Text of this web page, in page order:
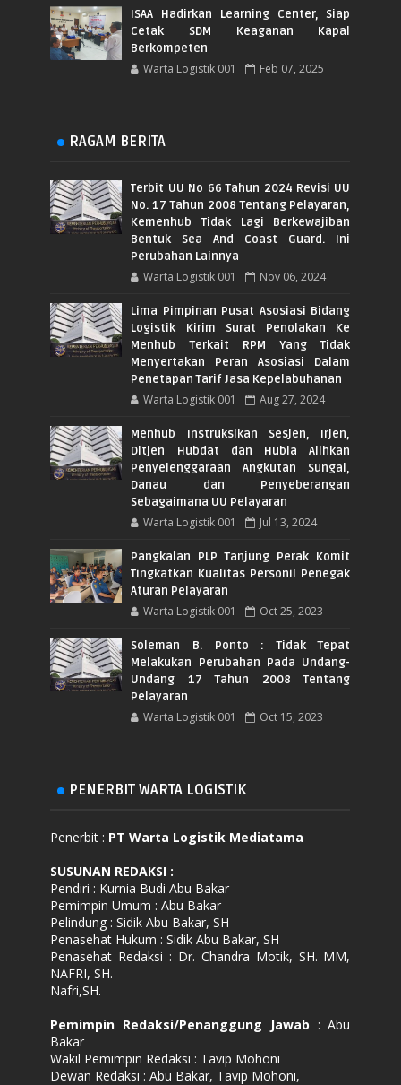
ISAA Hadirkan Learning Center, Siap
Cetak SDM Keaganan Kapal
Berkompeten
Warta Logistik 001 Feb 07, 2025
RAGAM BERITA
Terbit UU No 66 Tahun 2024 Revisi UU
No. 17 Tahun 2008 Tentang Pelayaran,
Kemenhub Tidak Lagi Berkewajiban
Bentuk Sea And Coast Guard. Ini
Perubahan Lainnya
Warta Logistik 001 Nov 06, 2024
Lima Pimpinan Pusat Asosiasi Bidang
Logistik Kirim Surat Penolakan Ke
Menhub Terkait RPM Yang Tidak
Menyertakan Peran Asosiasi Dalam
Penetapan Tarif Jasa Kepelabuhanan
Warta Logistik 001 Aug 27, 2024
Menhub Instruksikan Sesjen, Irjen,
Ditjen Hubdat dan Hubla Alihkan
Penyelenggaraan Angkutan Sungai,
Danau dan Penyeberangan
Sebagaimana UU Pelayaran
Warta Logistik 001 Jul 13, 2024
Pangkalan PLP Tanjung Perak Komit
Tingkatkan Kualitas Personil Penegak
Aturan Pelayaran
Warta Logistik 001 Oct 25, 2023
Soleman B. Ponto : Tidak Tepat
Melakukan Perubahan Pada Undang-
Undang 17 Tahun 2008 Tentang
Pelayaran
Warta Logistik 001 Oct 15, 2023
PENERBIT WARTA LOGISTIK
Penerbit : PT Warta Logistik Mediatama
SUSUNAN REDAKSI :
Pendiri : Kurnia Budi Abu Bakar
Pemimpin Umum : Abu Bakar
Pelindung : Sidik Abu Bakar, SH
Penasehat Hukum : Sidik Abu Bakar, SH
Penasehat Redaksi : Dr. Chandra Motik, SH. MM,
NAFRI, SH.
Nafri,SH.
Pemimpin Redaksi/Penanggung Jawab : Abu
Bakar
Wakil Pemimpin Redaksi : Tavip Mohoni
Dewan Redaksi : Abu Bakar, Tavip Mohoni,